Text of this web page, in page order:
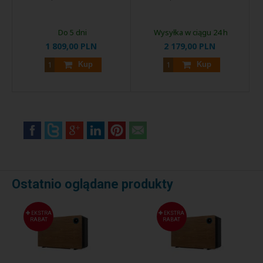
1 809,00 PLN
Kup
Do 5 dni
2 179,00 PLN
Kup
Wysyłka w ciągu 24 h
Ostatnio oglądane produkty
EKSTRA
RABAT
EKSTRA
RABAT